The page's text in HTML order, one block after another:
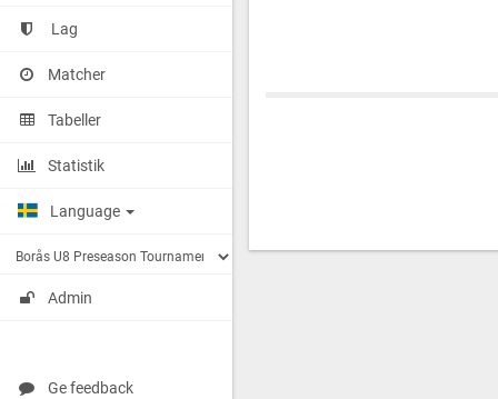
Lag
Matcher
Tabeller
Statistik
Language
Admin
Ge feedback